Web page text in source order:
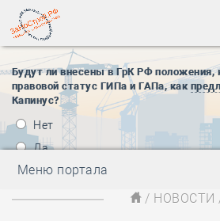
Будут ли внесены в ГрК РФ положения,
правовой статус ГИПа и ГАПа, как
Капинус?
Нет
Да
Меню портала
/ НОВОСТИ